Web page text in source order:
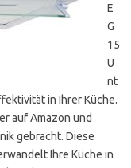
E
G
15
U
nt
in Ihrer Küche.
auf Amazon und
gebracht. Diese
Ihre Küche in